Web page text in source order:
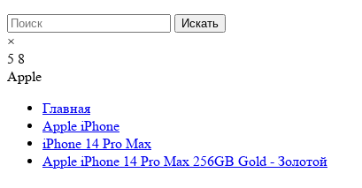
×
5 8
Apple
Главная
Apple iPhone
iPhone 14 Pro Max
Apple iPhone 14 Pro Max 256GB Gold - Золотой